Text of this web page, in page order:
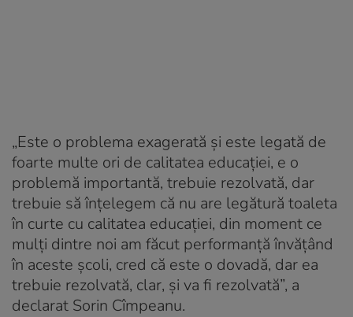
„Este o problema exagerată și este legată de
foarte multe ori de calitatea educației, e o
problemă importantă, trebuie rezolvată, dar
trebuie să înțelegem că nu are legătură toaleta
în curte cu calitatea educației, din moment ce
mulți dintre noi am făcut performanță învățând
în aceste școli, cred că este o dovadă, dar ea
trebuie rezolvată, clar, și va fi rezolvată”, a
declarat Sorin Cîmpeanu.